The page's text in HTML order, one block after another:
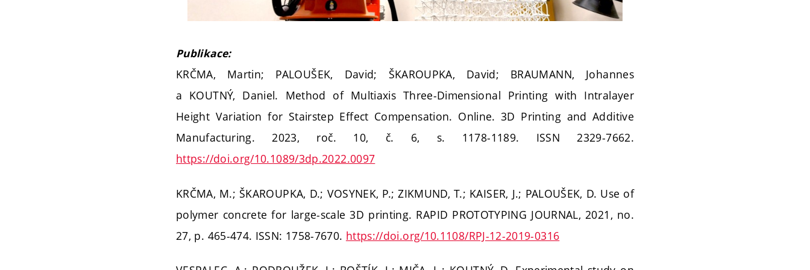
Publikace:
KRČMA, Martin; PALOUŠEK, David; ŠKAROUPKA, David; BRAUMANN, Johannes
a KOUTNÝ, Daniel. Method of Multiaxis Three-Dimensional Printing with Intralayer
Height Variation for Stairstep Effect Compensation. Online. 3D Printing and Additive
Manufacturing. 2023, roč. 10, č. 6, s. 1178-1189. ISSN 2329-7662.
https://doi.org/10.1089/3dp.2022.0097
KRČMA, M.; ŠKAROUPKA, D.; VOSYNEK, P.; ZIKMUND, T.; KAISER, J.; PALOUŠEK, D. Use of
polymer concrete for large-scale 3D printing. RAPID PROTOTYPING JOURNAL, 2021, no.
27, p. 465-474. ISSN: 1758-7670. https://doi.org/10.1108/RPJ-12-2019-0316